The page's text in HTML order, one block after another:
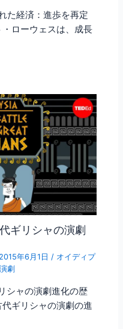
た経済：進歩を再定
ローウェスは、成長
ギリシャの演劇
2015年6月1日/ オイディプ
劇
シャの演劇進化の歴
ギリシャの演劇の進